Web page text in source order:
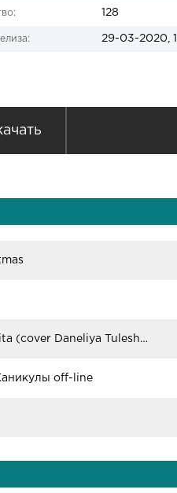
128
29-03-2020,
Shawn Mendes, Camila Cabello - Senorita (cover Daneliya Tuleshova ,Fariz Mamedov)
off-line